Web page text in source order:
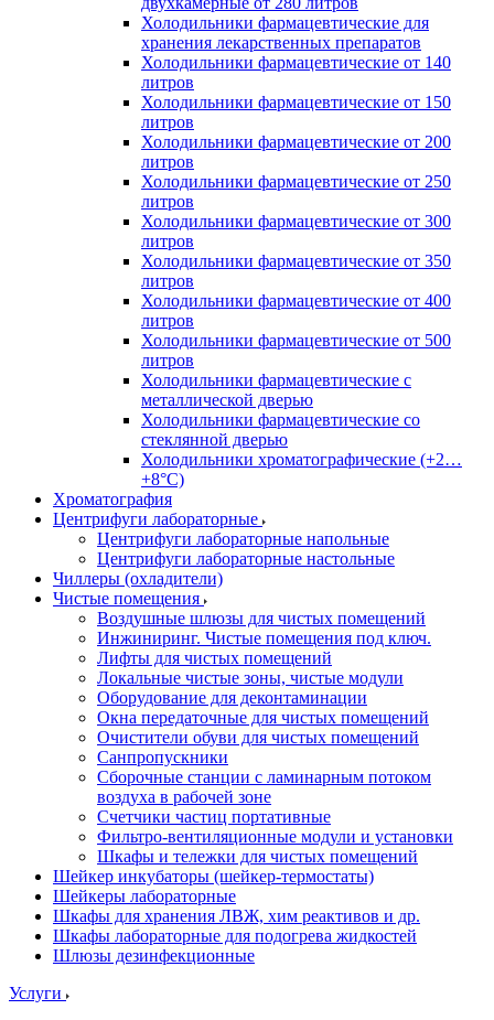
Холодильники фармацевтические для
хранения лекарственных препаратов
Холодильники фармацевтические от 140
литров
Холодильники фармацевтические от 150
литров
Холодильники фармацевтические от 200
литров
Холодильники фармацевтические от 250
литров
Холодильники фармацевтические от 300
литров
Холодильники фармацевтические от 350
литров
Холодильники фармацевтические от 400
литров
Холодильники фармацевтические от 500
литров
Холодильники фармацевтические с
металлической дверью
Холодильники фармацевтические со
стеклянной дверью
Холодильники хроматографические (+2…
+8°C)
Хроматография
Центрифуги лабораторные
Центрифуги лабораторные напольные
Центрифуги лабораторные настольные
Чиллеры (охладители)
Чистые помещения
Воздушные шлюзы для чистых помещений
Инжиниринг. Чистые помещения под ключ.
Лифты для чистых помещений
Локальные чистые зоны, чистые модули
Оборудование для деконтаминации
Окна передаточные для чистых помещений
Очистители обуви для чистых помещений
Санпропускники
Сборочные станции с ламинарным потоком
воздуха в рабочей зоне
Счетчики частиц портативные
Фильтро-вентиляционные модули и установки
Шкафы и тележки для чистых помещений
Шейкер инкубаторы (шейкер-термостаты)
Шейкеры лабораторные
Шкафы для хранения ЛВЖ, хим реактивов и др.
Шкафы лабораторные для подогрева жидкостей
Шлюзы дезинфекционные
Услуги